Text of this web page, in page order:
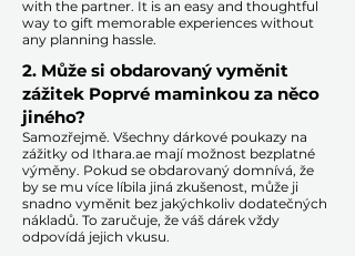
with the partner. It is an easy and thoughtful
way to gift memorable experiences without
any planning hassle.
2. Může si obdarovaný vyměnit
zážitek Poprvé maminkou za něco
jiného?
Samozřejmě. Všechny dárkové poukazy na
zážitky od Ithara.ae mají možnost bezplatné
výměny. Pokud se obdarovaný domnívá, že
by se mu více líbila jiná zkušenost, může ji
snadno vyměnit bez jakýchkoliv dodatečných
nákladů. To zaručuje, že váš dárek vždy
odpovídá jejich vkusu.